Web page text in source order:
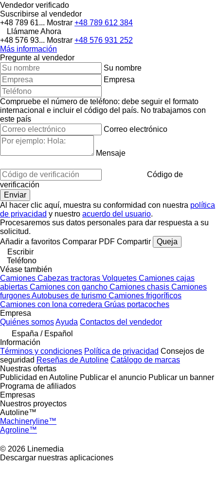
Vendedor verificado
Suscribirse al vendedor
+48 789 61... Mostrar +48 789 612 384
Llámame Ahora
+48 576 93... Mostrar +48 576 931 252
Más información
Pregunte al vendedor
Su nombre
Empresa
Compruebe el número de teléfono: debe seguir el formato
internacional e incluir el código del país. No trabajamos con
este país
Correo electrónico
Mensaje
Código de
verificación
Al hacer clic aquí, muestra su conformidad con nuestra política
de privacidad y nuestro acuerdo del usuario.
Procesaremos sus datos personales para dar respuesta a su
solicitud.
Añadir a favoritos Comparar PDF Compartir
Queja
Escribir
Teléfono
Véase también
Camiones Cabezas tractoras Volquetes Camiones cajas
abiertas Camiones con gancho Camiones chasis Camiones
furgonesAutobuses de turismo Camiones frigoríficos
Camiones con lona corredera Grúas portacoches
Empresa
Quiénes somosAyuda Contactos del vendedor
España / Español
Información
Términos y condiciones Política de privacidad Consejos de
seguridad Reseñas de Autoline Catálogo de marcas
Nuestras ofertas
Publicidad en Autoline Publicar el anuncio Publicar un banner
Programa de afiliados
Empresas
Nuestros proyectos
Autoline™
Machineryline™
Agroline™
© 2026 Linemedia
Descargar nuestras aplicaciones